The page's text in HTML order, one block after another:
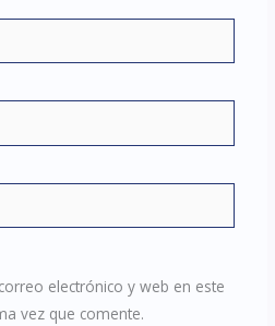
electrónico y web en este
vez que comente.